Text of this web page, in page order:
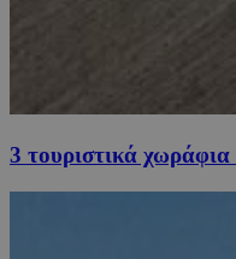
3 τουριστικά